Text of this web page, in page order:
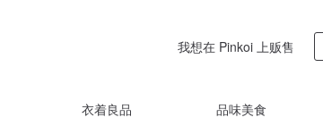
我想在 Pinkoi 上贩售
衣着良品 品味美食